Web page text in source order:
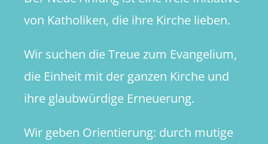
von Katholiken, die ihre Kirche lieben.
Wir suchen die Treue zum Evangelium,
die Einheit mit der ganzen Kirche und
ihre glaubwürdige Erneuerung.
Wir geben Orientierung: durch mutige